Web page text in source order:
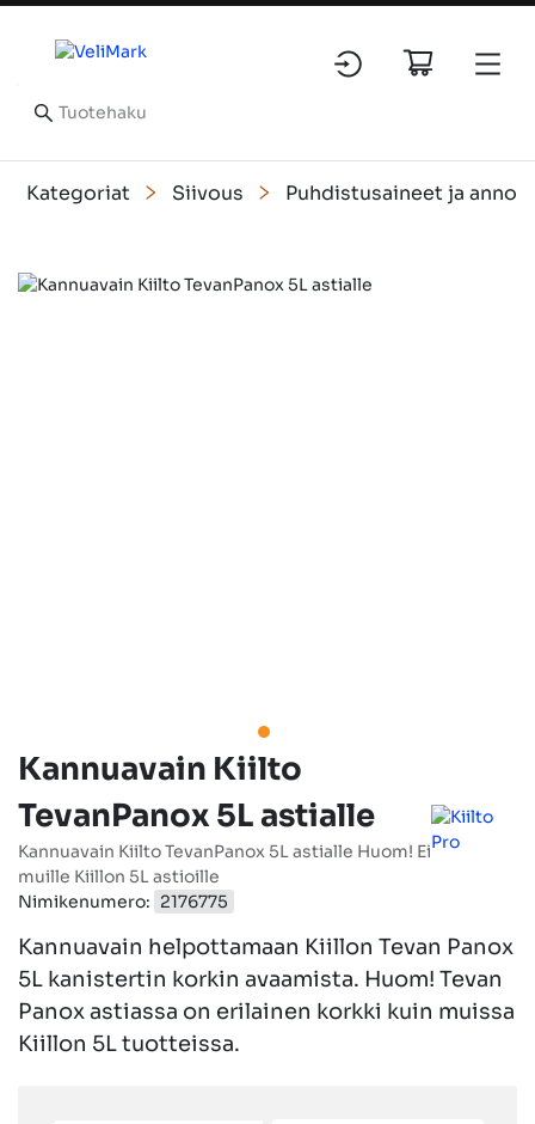
Kategoriat Siivous Puhdistusaineet ja
Slide 1 of 1
Kannuavain Kiilto
TevanPanox 5L astialle
Kannuavain Kiilto TevanPanox 5L astialle Huom! Ei
muille Kiillon 5L astioille
Nimikenumero: 2176775
Kannuavain helpottamaan Kiillon Tevan Panox
5L kanistertin korkin avaamista. Huom! Tevan
Panox astiassa on erilainen korkki kuin muissa
Kiillon 5L tuotteissa.